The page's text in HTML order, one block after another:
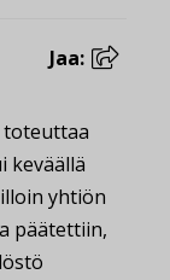
Jaa:
toteuttaa
keväällä
yhtiön
päätettiin,